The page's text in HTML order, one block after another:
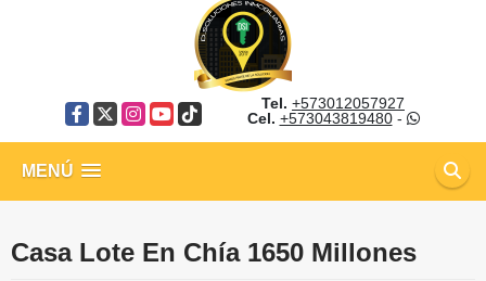
Facebook
X Instagram
YouTube
TikTok
Tel. +573012057927
Cel. +573043819480-
MENÚ
Casa Lote En Chía 1650 Millones